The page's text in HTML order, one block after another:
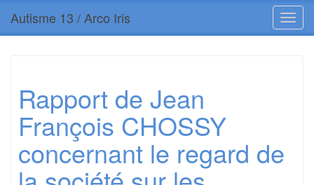
Autisme 13 / Arco Iris
Rapport de Jean
François CHOSSY
concernant le regard de